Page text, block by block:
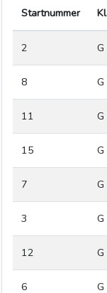
Startnummer
2
8
11
15
7
3
12
6